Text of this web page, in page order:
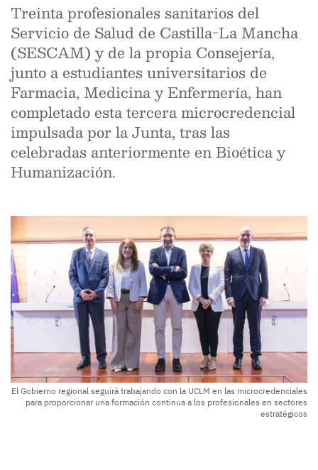
Treinta profesionales sanitarios del
Servicio de Salud de Castilla-La Mancha
(SESCAM) y de la propia Consejería,
junto a estudiantes universitarios de
Farmacia, Medicina y Enfermería, han
completado esta tercera microcredencial
impulsada por la Junta, tras las
celebradas anteriormente en Bioética y
Humanización.
El Gobierno regional seguirá trabajando con la UCLM en las microcredenciales
para proporcionar una formación continua a los profesionales en sectores
estratégicos